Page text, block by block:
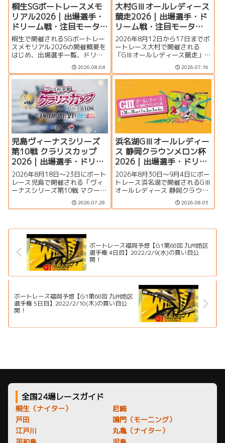
桐生SGボートレースメモ
リアル2026｜出場選手・
ドリーム戦・注目モータ
ー・イベント情報まとめ
桐生で開催されるSGボートレー
スメモリアル2026の開催概要を
はじめ、出場選手一覧、ドリー
ム戦、注目モーター、水面特
徴、イベント情報を詳しく紹
介。峰竜太、毒島誠、定松勇樹
らトップレーサーが集結する真
夏のSGの見どころを徹底解説し
ます。
2026.08.04
大村GⅢオールレディース
競走2026｜出場選手・ド
リーム戦・注目モータ
ー・イベント情報まとめ
2026年8月12日から17日までボ
ートレース大村で開催される
「GⅢオールレディース競走」の
特集ページです。シリーズ展
望、出場選手一覧、発祥地ドリ
ーム、注目モーター、大村水面
の攻略ポイント、イベント情報
まで詳しく紹介します。
2026.07.16
児島ヴィーナスシリーズ
第10戦 クラリスカップ
2026｜出場選手・ドリー
ム戦・注目モーター・イ
ベント情報まとめ
2026年8月18日～23日にボート
レース児島で開催される「ヴィ
ーナスシリーズ第10戦 マクール
杯争奪第16回クラリスカップ」
の特集ページです。出場選手一
報まで詳しく紹介します。
2026.07.28
浜名湖GⅢオールレディー
ス 静岡クラウンメロン杯
2026｜出場選手・ドリー
ム戦・注目モーター・イ
ベント情報まとめ
2026年8月30日～9月4日にボー
トレース浜名湖で開催されるGⅢ
オールレディース 静岡クラウン
メロン杯の特集ページです。出
場選手一覧、シリーズ展望、ド
を詳しく紹介します。
2026.08.05
ボートレース福岡予想【G1第68回 九州地区
選手権 4日目】2022/2/9(水)の買い目公
開！
ボートレース福岡予想【G1第68回 九州地区
選手権 5日目】2022/2/10(木)の買い目公
開！
全国24場レースガイド
桐生（ナイター）
戸田
江戸川
尼崎
鳴門（モーニング）
丸亀（ナイター）